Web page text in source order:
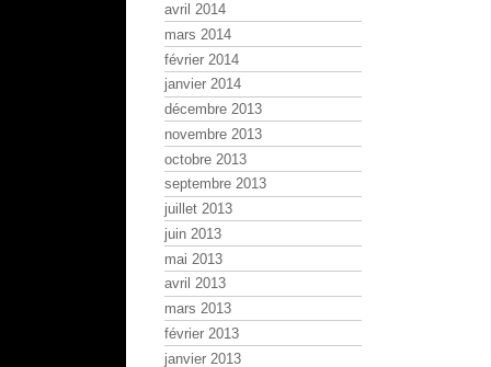
avril 2014
mars 2014
février 2014
janvier 2014
décembre 2013
novembre 2013
octobre 2013
septembre 2013
juillet 2013
juin 2013
mai 2013
avril 2013
mars 2013
février 2013
janvier 2013